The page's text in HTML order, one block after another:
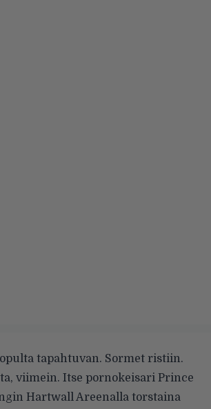
tapahtuvan. Sormet ristiin.
viimein. Itse pornokeisari Prince
Hartwall Areenalla torstaina